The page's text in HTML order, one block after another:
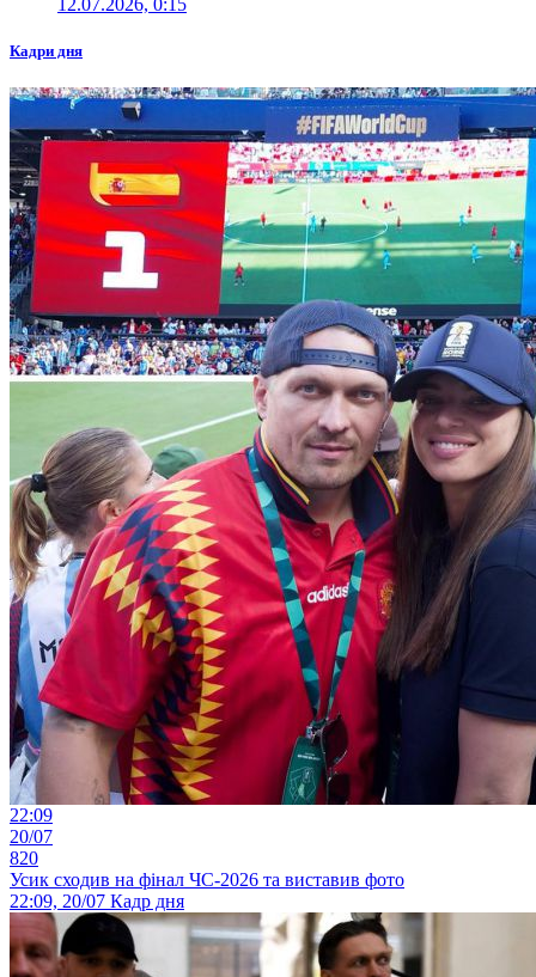
12.07.2026, 0:15
Кадри дня
22:09
20/07
820
Усик сходив на фінал ЧС-2026 та виставив фото
22:09, 20/07 Кадр дня